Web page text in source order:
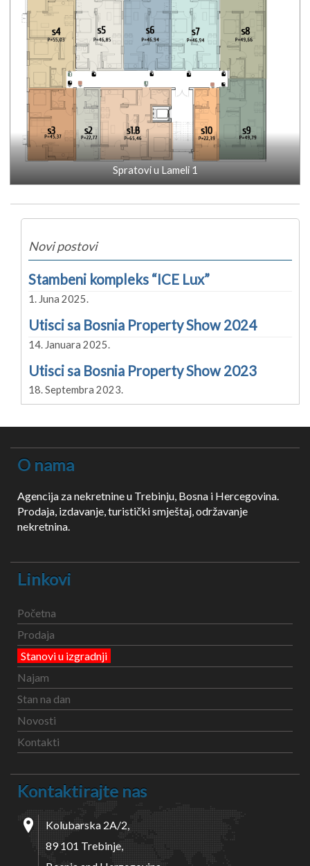
Spratovi u Lameli 1
Novi postovi
Stambeni kompleks “ICE Lux”
1. Juna 2025.
Utisci sa Bosnia Property Show 2024
14. Januara 2025.
Utisci sa Bosnia Property Show 2023
18. Septembra 2023.
O nama
Agencija za nekretnine u Trebinju, Bosna i Hercegovina.
Prodaja, izdavanje, turistički smještaj, održavanje
nekretnina.
Linkovi
Početna
Prodaja
Stanovi u izgradnji
Najam
Stan na dan
Novosti
Kontakti
Kontaktirajte nas
Kolubarska 2A/2,
89 101 Trebinje,